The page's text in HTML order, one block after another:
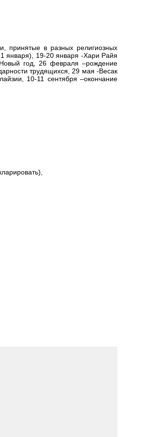
принятые в разных религиозных
января), 19-20 января -Хари Райя
год, 26 февраля –рождение
трудящихся, 29 мая -Весак
10-11 сентября –окончание